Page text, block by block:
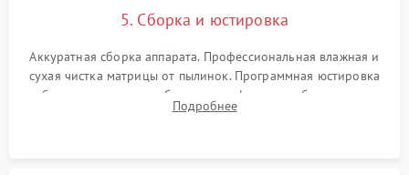
5. Сборка и юстировка
Аккуратная сборка аппарата. Профессиональная влажная и
сухая чистка матрицы от пылинок. Программная юстировка
рабочего отрезка, калибровка автофокуса, стабилизатора и
экспозамера с помощью сервисного ПО.
Подробнее